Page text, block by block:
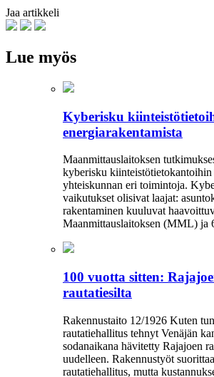
Jaa artikkeli
Lue myös
Kyberisku
energiarakentamista
Maanmittauslaitoksen
kyberisku kiinteistö­tietokantoihin
yhteiskunnan eri toimintoja.
vaikutukset olisivat laajat:
rakentaminen kuuluvat
Maanmittauslaitoksen (MML) ja
100 vuotta sitten:
rautatiesilta
Rakennustaito 12/1926 Kuten
rautatiehallitus tehnyt Venäjän
sodanaikana hävitetty Rajajoen
uudelleen. Rakennustyöt
rautatiehallitus, mutta